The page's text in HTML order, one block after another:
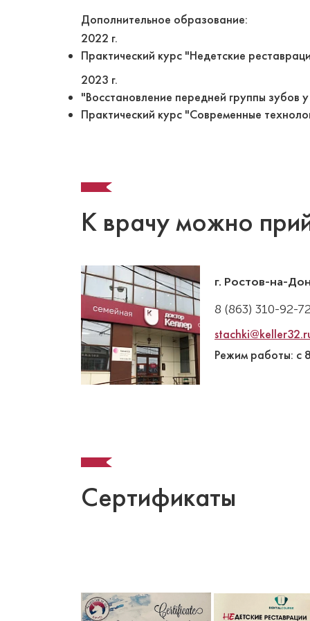
Дополнительное образование:
2022 г.
Практический курс "Недетские
2023 г.
"Восстановление передней группы зубов
Практический курс "Современные
К врачу можно
г. Ростов-на-
8 (863) 310-92-
Режим работы: с
Сертификаты